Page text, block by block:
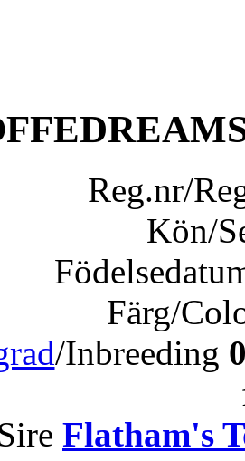
Reg.nr/
Kön/
Färg/
/Inbreeding
Flatham's